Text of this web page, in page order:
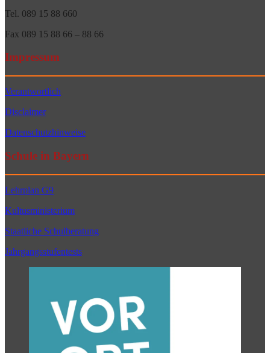
Tel. 089 15 88 660
Fax 089 15 88 66 – 88 66
Impressum
Verantwortlich
Disclaimer
Datenschutzhinweise
Schule in Bayern
Lehrplan G9
Kultusministerium
Staatliche Schulberatung
Jahrgangsstufentests